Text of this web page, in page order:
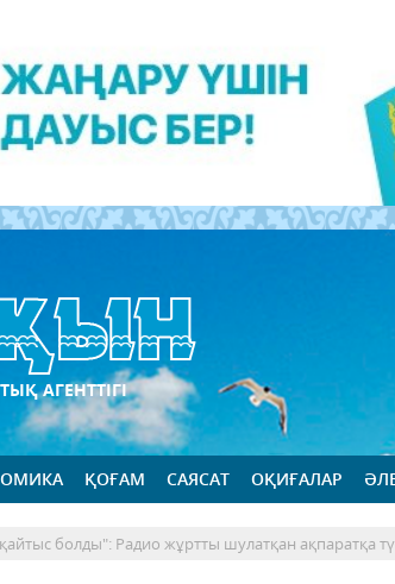
АГЕНТТІГІ
ҚОҒАМ САЯСАТ ОҚИҒАЛАР
болды": Радио жұртты шулатқан ақпаратқа